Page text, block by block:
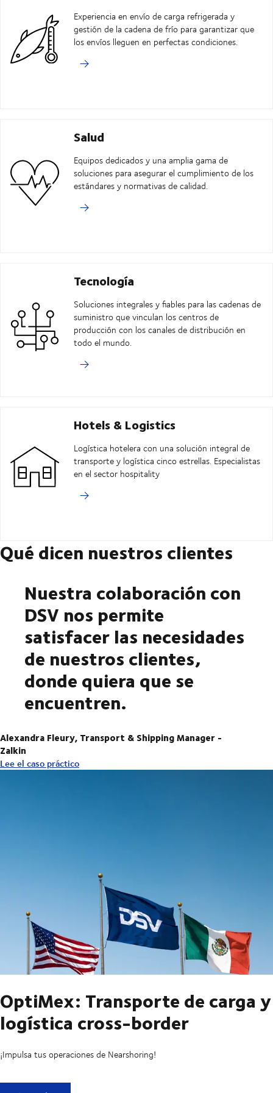
Experiencia en envío de carga refrigerada y
gestión de la cadena de frío para garantizar que
los envíos lleguen en perfectas condiciones.
Salud
Equipos dedicados y una amplia gama de
soluciones para asegurar el cumplimiento de los
estándares y normativas de calidad.
Tecnología
Soluciones integrales y fiables para las cadenas de
suministro que vinculan los centros de
producción con los canales de distribución en
todo el mundo.
Hotels & Logistics
Logística hotelera con una solución integral de
transporte y logística cinco estrellas. Especialistas
en el sector hospitality
Qué dicen nuestros clientes
Nuestra colaboración con
DSV nos permite
satisfacer las necesidades
de nuestros clientes,
donde quiera que se
encuentren.
Alexandra Fleury, Transport & Shipping Manager -
Zalkin
Lee el caso práctico
OptiMex: Transporte de carga y
logística cross-border
¡Impulsa tus operaciones de Nearshoring!